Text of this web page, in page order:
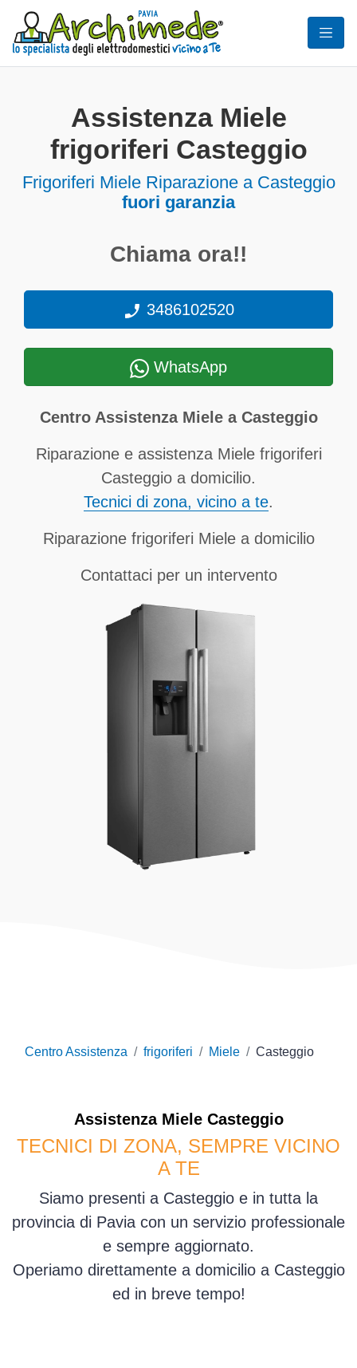
Assistenza Miele
frigoriferi Casteggio
Frigoriferi Miele Riparazione a Casteggio
fuori garanzia
Chiama ora!!
3486102520
WhatsApp
Centro Assistenza Miele a Casteggio
Riparazione e assistenza Miele frigoriferi
Casteggio a domicilio.
Tecnici di zona, vicino a te.
Riparazione frigoriferi Miele a domicilio
Contattaci per un intervento
Centro Assistenza frigoriferi Miele Casteggio
Assistenza MieleCasteggio
TECNICI DI ZONA, SEMPRE VICINO
A TE
Siamo presenti a Casteggio e in tutta la
provincia di Pavia con un servizio professionale
e sempre aggiornato.
Operiamo direttamente a domicilio a Casteggio
ed in breve tempo!